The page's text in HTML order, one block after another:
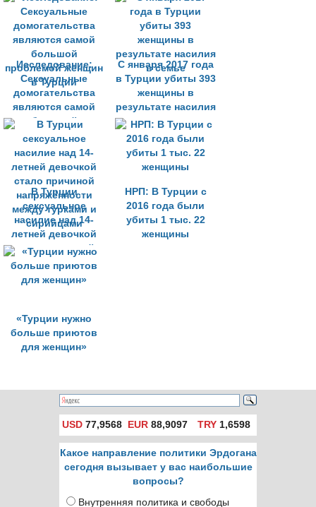
Исследование:
Сексуальные
домогательства
являются самой
большой
проблемой женщин
в Турции
С января 2017 года
в Турции убиты 393
женщины в
результате насилия
в семье
В Турции
сексуальное
насилие над 14-
летней девочкой
стало причиной
напряжённости
между турками и
НРП: В Турции с
2016 года были
убиты 1 тыс. 22
женщины
«Турции нужно
больше приютов
для женщин»
USD 77,9568 EUR 88,9097 TRY1,6598
Какое направление политики Эрдогана
сегодня вызывает у вас наибольшие
вопросы?
Внутренняя политика и свободы